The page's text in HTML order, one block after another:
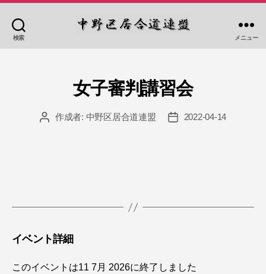
検索
居
合
道
メニュー
女子審判講習会
投 作成者: 中野区居合道連盟
投
2022-04-14
イベント詳細
このイベントは11 7月 2026に終了しました